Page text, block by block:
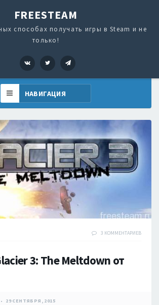
FREESTEAM
способах получать игры в Steam и не
только!
VK Twitter
3 КОММЕНТАРИЕВ
3: The Meltdown от
29 СЕНТЯБРЯ, 2015